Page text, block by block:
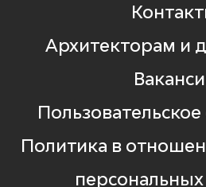
Архитекторам и
Политика в